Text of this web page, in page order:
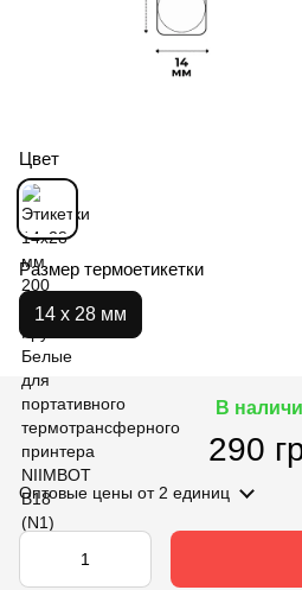
Цвет
Размер термоетикетки
14 х 28 мм
В
290
Оптовые цены от 2 единиц